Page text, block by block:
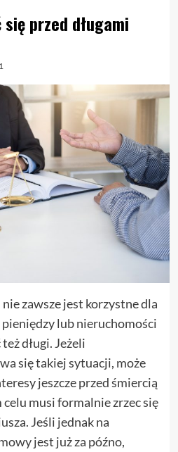
przed długami
zawsze jest korzystne dla
lub nieruchomości
długi. Jeżeli
się takiej sytuacji, może
jeszcze przed śmiercią
musi formalnie zrzec się
Jeśli jednak na
jest już za późno,